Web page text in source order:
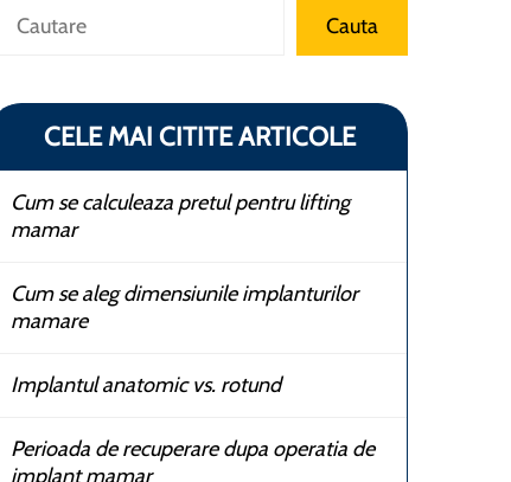
Caută Cauta
CELE MAI CITITE ARTICOLE
Cum se calculeaza pretul pentru lifting
mamar
Cum se aleg dimensiunile implanturilor
mamare
Implantul anatomic vs. rotund
Perioada de recuperare dupa operatia de
implant mamar